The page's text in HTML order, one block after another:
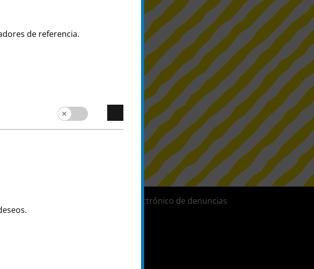
Sistema electrónico de denuncias
de referencia.